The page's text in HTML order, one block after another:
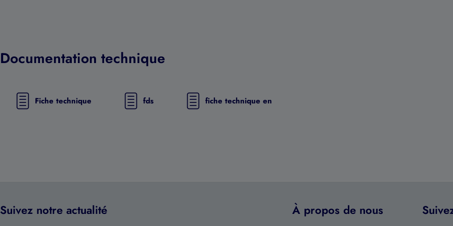
Documentation technique
Fiche technique fds fiche technique en
Suivez notre actualité À propos de nous